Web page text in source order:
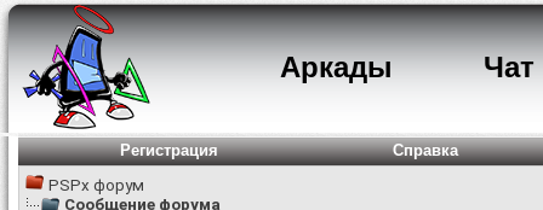
Аркады Чат
Регистрация
Справка
PSPx форум
Сообщение форума